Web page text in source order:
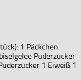
1 Päckchen
Puderzucker
1 Eiweiß 1